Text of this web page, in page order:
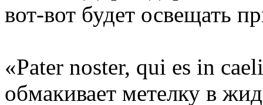
вот-вот будет освещать
«Pater noster, qui es in
обмакивает метелку в